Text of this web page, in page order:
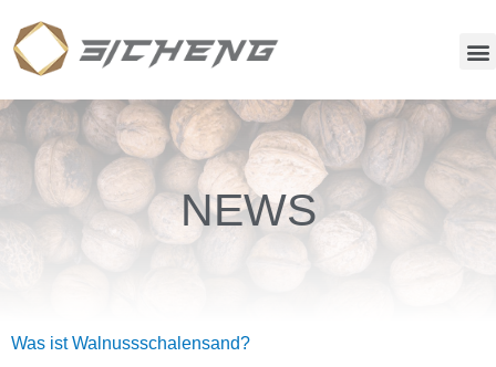
NEWS
Was ist Walnussschalensand?